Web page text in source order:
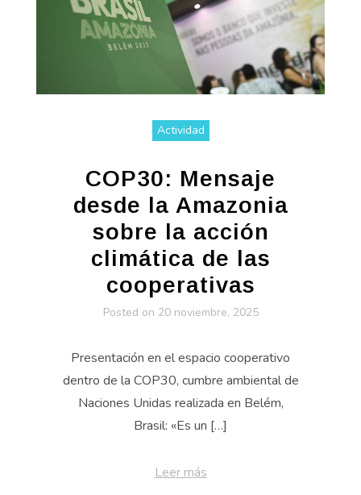
Actividad
COP30: Mensaje
desde la Amazonia
sobre la acción
climática de las
cooperativas
Posted on 20 noviembre, 2025
Presentación en el espacio cooperativo
dentro de la COP30, cumbre ambiental de
Naciones Unidas realizada en Belém,
Brasil: «Es un […]
Leer más